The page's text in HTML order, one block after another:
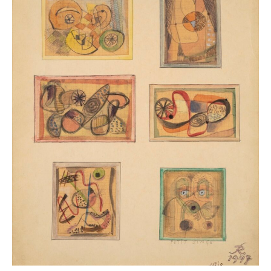
Miller et Lawrence Durrell nous a laissé de merveilleux
petits formats dont de nombreuses aquarelles
illustrant le monde dans lequel il rêvait.
La Propriété Caillebotte présentera dans l’orangerie
une sélection d’œuvres de cet artiste qui a consacré
sa vie à la peinture, dans le silence et la discrétion.
Maison Caillebotte